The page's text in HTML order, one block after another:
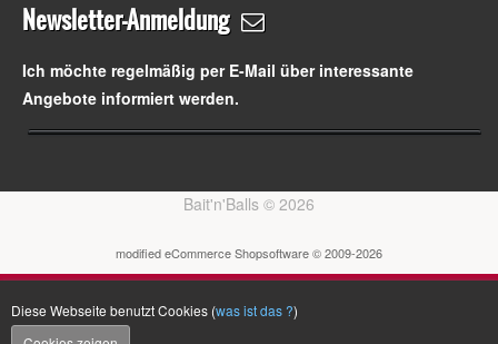
Diese Webseite benutzt Cookies (was ist das ?)
Newsletter-Anmeldung
Ich möchte regelmäßig per E-Mail über interessante
Angebote informiert werden.
Bait'n'Balls © 2026
modified eCommerce Shopsoftware © 2009-2026